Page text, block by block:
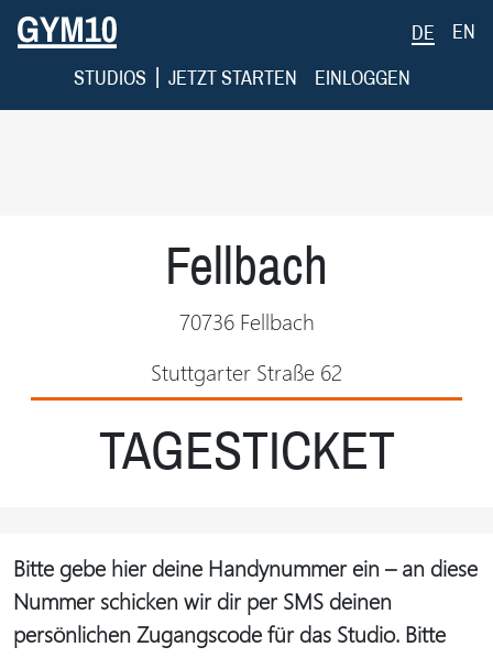
DE
EN
STUDIOS | JETZT STARTEN EINLOGGEN
Fellbach
70736 Fellbach
Stuttgarter Straße 62
TAGESTICKET
Bitte gebe hier deine Handynummer ein – an diese
Nummer schicken wir dir per SMS deinen
persönlichen Zugangscode für das Studio. Bitte